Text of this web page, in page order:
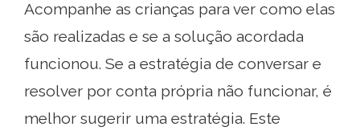
Acompanhe as crianças para ver como elas
são realizadas e se a solução acordada
funcionou. Se a estratégia de conversar e
resolver por conta própria não funcionar, é
melhor sugerir uma estratégia. Este